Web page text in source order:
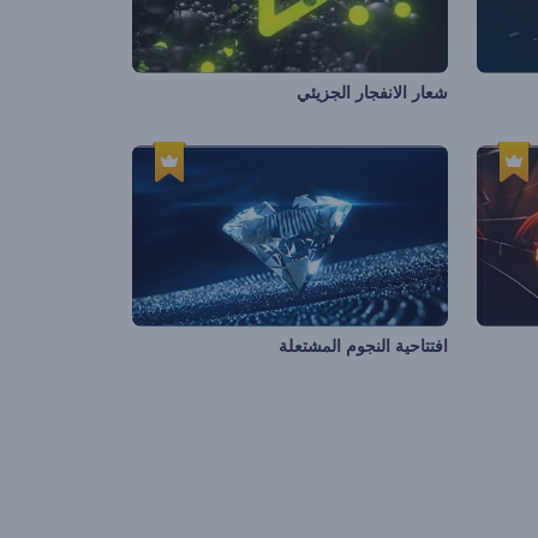
شعار الانفجار الجزيئي
افتتاحية النجوم المشتعلة